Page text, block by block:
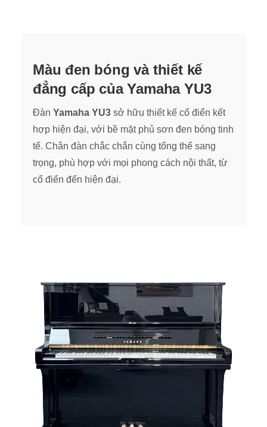
Màu đen bóng và thiết kế
đẳng cấp của Yamaha YU3
Đàn Yamaha YU3 sở hữu thiết kế cổ điển kết
hợp hiện đại, với bề mặt phủ sơn đen bóng tinh
tế. Chân đàn chắc chắn cùng tổng thể sang
trọng, phù hợp với mọi phong cách nội thất, từ
cổ điển đến hiện đại.